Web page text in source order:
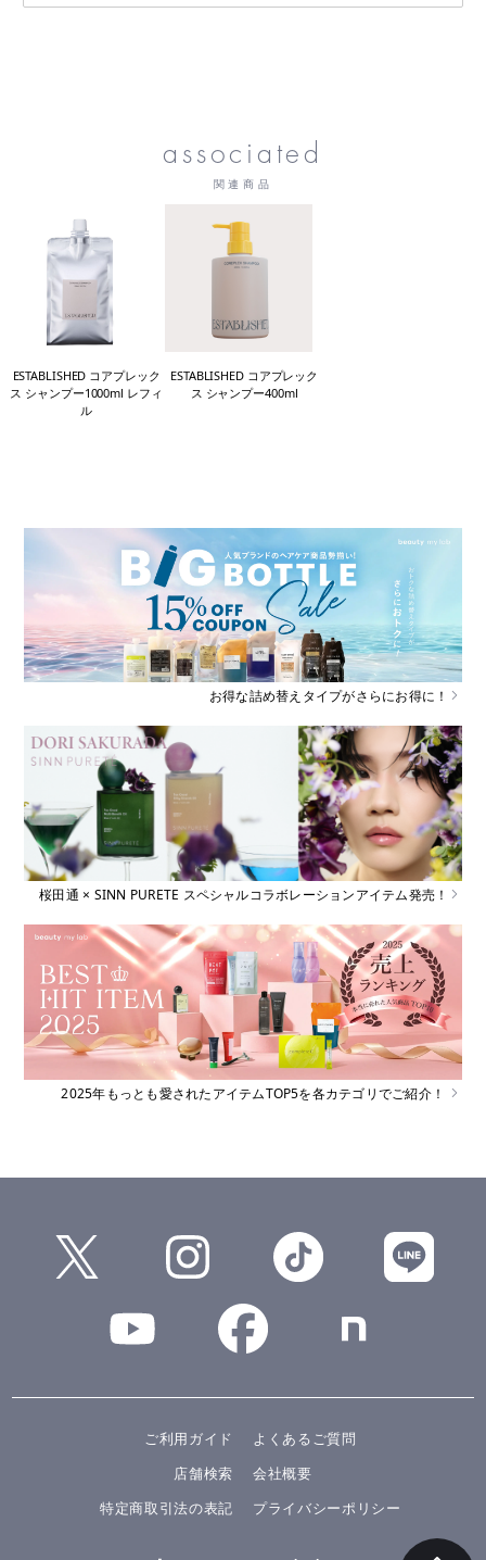
associated
関連商品
ESTABLISHED コアプレック
ス シャンプー1000ml レフィ
ル
ESTABLISHED コアプレック
ス シャンプー400ml
お得な詰め替えタイプがさらにお得に！
桜田通 × SINN PURETE スペシャルコラボレーションアイテム発売！
2025年もっとも愛されたアイテムTOP5を各カテゴリでご紹介！
ご利用ガイド
よくあるご質問
店舗検索
会社概要
特定商取引法の表記
プライバシーポリシー